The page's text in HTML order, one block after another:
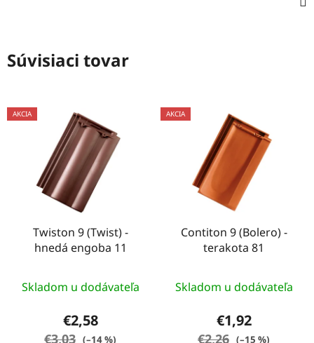
Súvisiaci tovar
AKCIA
Twiston 9 (Twist) -
hnedá engoba 11
Skladom u dodávateľa
€2,58
€3,03 (–14 %)
AKCIA
Contiton 9 (Bolero) -
terakota 81
Skladom u dodávateľa
€1,92
€2,26 (–15 %)